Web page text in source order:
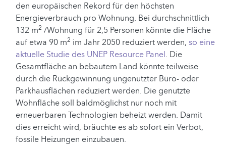
den europäischen Rekord für den höchsten
Energieverbrauch pro Wohnung. Bei durchschnittlich
132 m2 /Wohnung für 2,5 Personen könnte die Fläche
auf etwa 90 m2 im Jahr 2050 reduziert werden, so eine
aktuelle Studie des UNEP Resource Panel. Die
Gesamtfläche an bebautem Land könnte teilweise
durch die Rückgewinnung ungenutzter Büro- oder
Parkhausflächen reduziert werden. Die genutzte
Wohnfläche soll baldmöglichst nur noch mit
erneuerbaren Technologien beheizt werden. Damit
dies erreicht wird, bräuchte es ab sofort ein Verbot,
fossile Heizungen einzubauen.